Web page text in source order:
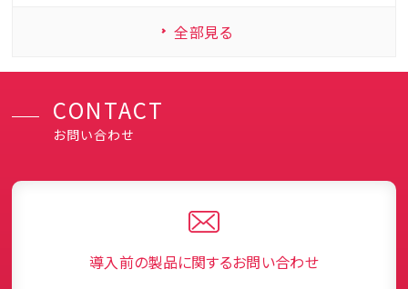
全部見る
CONTACT
お問い合わせ
導入前の製品に関するお問い合わせ